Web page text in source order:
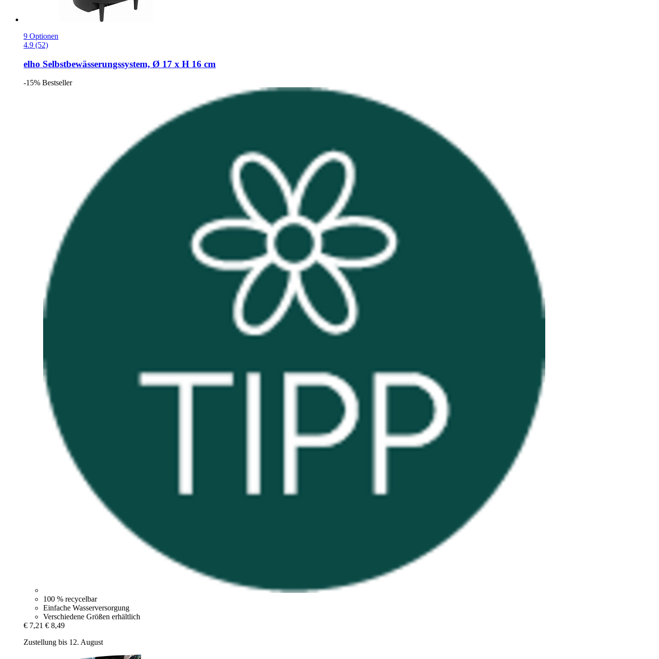
9 Optionen
4.9 (52)
elho Selbstbewässerungssystem, Ø 17 x H 16 cm
-15% Bestseller
100 % recycelbar
Einfache Wasserversorgung
Verschiedene Größen erhältlich
€ 7,21 € 8,49
Zustellung bis 12. August